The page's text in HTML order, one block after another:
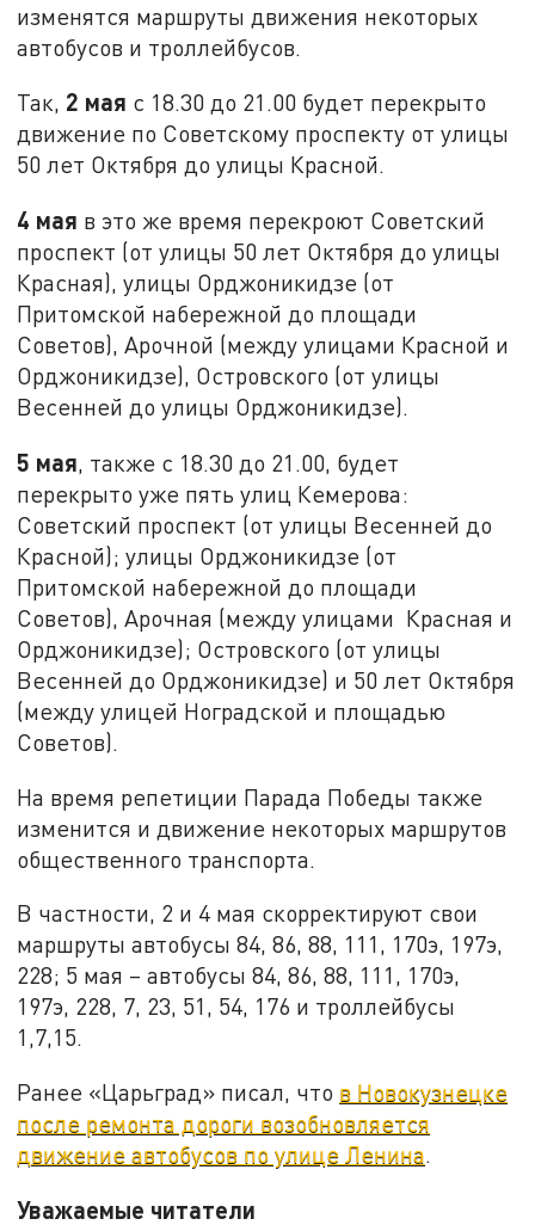
изменятся маршруты движения некоторых
автобусов и троллейбусов.
Так, 2 мая с 18.30 до 21.00 будет перекрыто
движение по Советскому проспекту от улицы
50 лет Октября до улицы Красной.
4 мая в это же время перекроют Советский
проспект (от улицы 50 лет Октября до улицы
Красная), улицы Орджоникидзе (от
Притомской набережной до площади
Советов), Арочной (между улицами Красной и
Орджоникидзе), Островского (от улицы
Весенней до улицы Орджоникидзе).
5 мая, также с 18.30 до 21.00, будет
перекрыто уже пять улиц Кемерова:
Советский проспект (от улицы Весенней до
Красной); улицы Орджоникидзе (от
Притомской набережной до площади
Советов), Арочная (между улицами Красная и
Орджоникидзе); Островского (от улицы
Весенней до Орджоникидзе) и 50 лет Октября
(между улицей Ноградской и площадью
Советов).
На время репетиции Парада Победы также
изменится и движение некоторых маршрутов
общественного транспорта.
В частности, 2 и 4 мая скорректируют свои
маршруты автобусы 84, 86, 88, 111, 170э, 197э,
228; 5 мая – автобусы 84, 86, 88, 111, 170э,
197э, 228, 7, 23, 51, 54, 176 и троллейбусы
1,7,15.
Ранее «Царьград» писал, что в Новокузнецке
после ремонта дороги возобновляется
движение автобусов по улице Ленина.
Уважаемые читатели